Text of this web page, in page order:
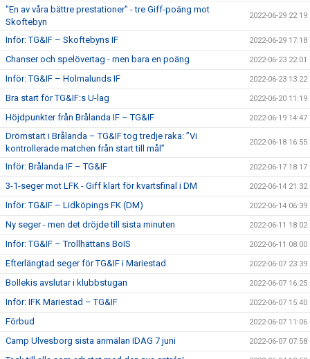
"En av våra bättre prestationer" - tre Giff-poäng mot
Skoftebyn
2022-06-29 22:19
Inför: TG&IF – Skoftebyns IF 2022-06-29 17:18
Chanser och spelövertag - men bara en poäng 2022-06-23 22:01
Inför: TG&IF – Holmalunds IF 2022-06-23 13:22
Bra start för TG&IF:s U-lag 2022-06-20 11:19
Höjdpunkter från Brålanda IF – TG&IF 2022-06-19 14:47
Drömstart i Brålanda – TG&IF tog tredje raka: ”Vi
kontrollerade matchen från start till mål”
2022-06-18 16:55
Inför: Brålanda IF – TG&IF 2022-06-17 18:17
3-1-seger mot LFK - Giff klart för kvartsfinal i DM 2022-06-14 21:32
Inför: TG&IF – Lidköpings FK (DM) 2022-06-14 06:39
Ny seger - men det dröjde till sista minuten 2022-06-11 18:02
Inför: TG&IF – Trollhättans BoIS 2022-06-11 08:00
Efterlängtad seger för TG&IF i Mariestad 2022-06-07 23:39
Bollekis avslutar i klubbstugan 2022-06-07 16:25
Inför: IFK Mariestad – TG&IF 2022-06-07 15:40
Förbud 2022-06-07 11:06
Camp Ulvesborg sista anmälan IDAG 7 juni 2022-06-07 07:58